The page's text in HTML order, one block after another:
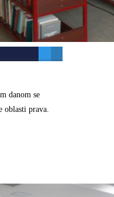
danom se
oblasti prava.